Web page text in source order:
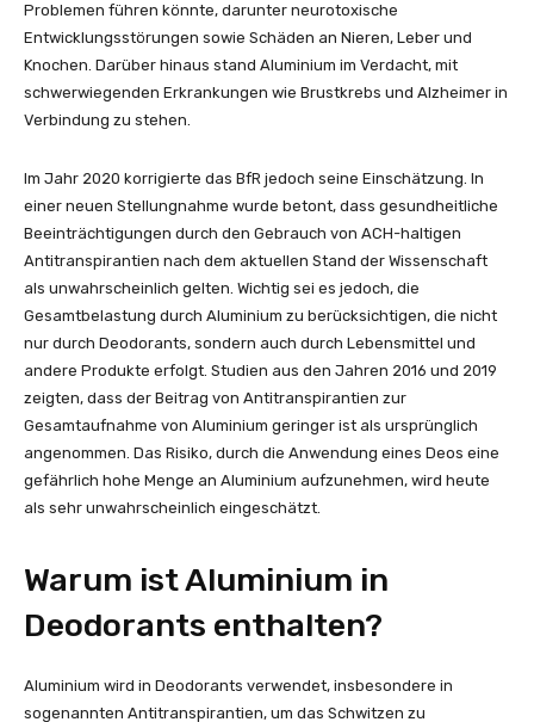
Problemen führen könnte, darunter neurotoxische
Entwicklungsstörungen sowie Schäden an Nieren, Leber und
Knochen. Darüber hinaus stand Aluminium im Verdacht, mit
schwerwiegenden Erkrankungen wie Brustkrebs und Alzheimer in
Verbindung zu stehen.
Im Jahr 2020 korrigierte das BfR jedoch seine Einschätzung. In
einer neuen Stellungnahme wurde betont, dass gesundheitliche
Beeinträchtigungen durch den Gebrauch von ACH-haltigen
Antitranspirantien nach dem aktuellen Stand der Wissenschaft
als unwahrscheinlich gelten. Wichtig sei es jedoch, die
Gesamtbelastung durch Aluminium zu berücksichtigen, die nicht
nur durch Deodorants, sondern auch durch Lebensmittel und
andere Produkte erfolgt. Studien aus den Jahren 2016 und 2019
zeigten, dass der Beitrag von Antitranspirantien zur
Gesamtaufnahme von Aluminium geringer ist als ursprünglich
angenommen. Das Risiko, durch die Anwendung eines Deos eine
gefährlich hohe Menge an Aluminium aufzunehmen, wird heute
als sehr unwahrscheinlich eingeschätzt.
Warum ist Aluminium in
Deodorants enthalten?
Aluminium wird in Deodorants verwendet, insbesondere in
sogenannten Antitranspirantien, um das Schwitzen zu